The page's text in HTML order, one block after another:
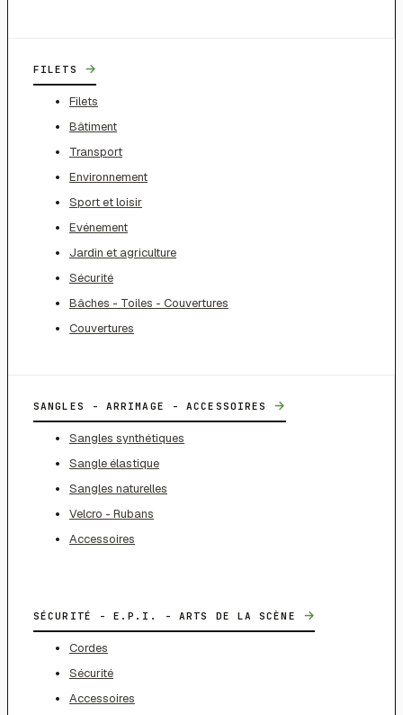
FILETS →
Filets
Bâtiment
Transport
Environnement
Sport et loisir
Evénement
Jardin et agriculture
Sécurité
Bâches - Toiles - Couvertures
Couvertures
SANGLES - ARRIMAGE - ACCESSOIRES →
Sangles synthétiques
Sangle élastique
Sangles naturelles
Velcro - Rubans
Accessoires
SÉCURITÉ - E.P.I. - ARTS DE LA SCÈNE →
Cordes
Sécurité
Accessoires